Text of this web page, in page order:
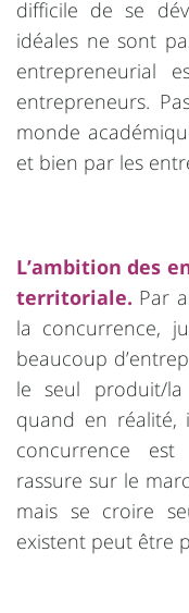
difficile de se
idéales ne sont
entrepreneurial
entrepreneurs.
monde
et bien par les
L’ambition des
territoriale. Par
la concurrence,
beaucoup
le seul produit/
quand en réalité,
concurrence
rassure sur le
mais se croire
existent peut être